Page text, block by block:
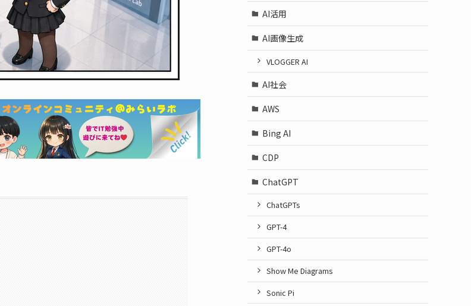
AI活用
AI画像生成
VLOGGER AI
AI社会
AWS
Bing AI
CDP
ChatGPT
ChatGPTs
GPT-4
GPT-4o
Show Me Diagrams
Sonic Pi